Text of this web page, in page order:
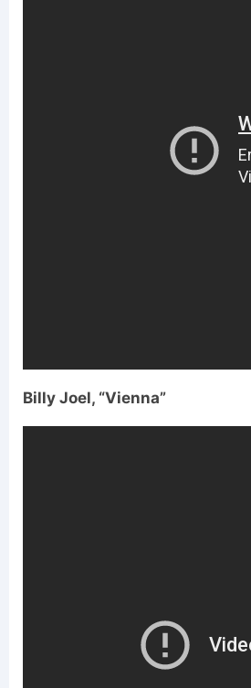
Billy Joel, “Vienna”